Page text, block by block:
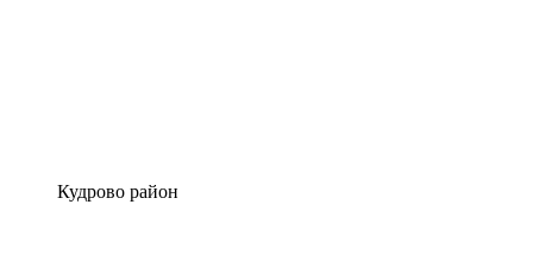
Кудрово район